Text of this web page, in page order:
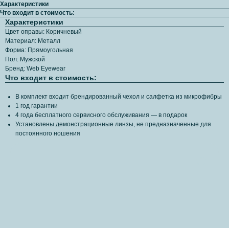
Характеристики
Что входит в стоимость:
Характеристики
Цвет оправы: Коричневый
Материал: Металл
Форма: Прямоугольная
Пол: Мужской
Бренд: Web Eyewear
Что входит в стоимость:
В комплект входит брендированный чехол и салфетка из микрофибры
1 год гарантии
4 года бесплатного сервисного обслуживания — в подарок
Установлены демонстрационные линзы, не предназначенные для
постоянного ношения